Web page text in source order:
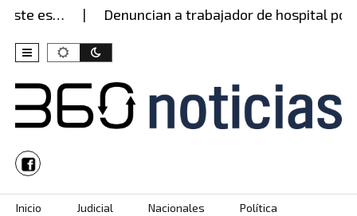
es… Denuncian a trabajador de hospital por
Skip to content
Inicio Judicial Nacionales
Política